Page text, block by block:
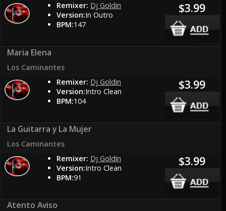
Remixer: Dj Goldin
Version:In Outro
BPM:147
$3.99
Maria Elena
Los Caminantes
Remixer: Dj Goldin
Version:Intro Clean
BPM:104
$3.99
La Guitarra y La Mujer
Los Caminantes
Remixer: Dj Goldin
Version:Intro Clean
BPM:91
$3.99
Atento Aviso